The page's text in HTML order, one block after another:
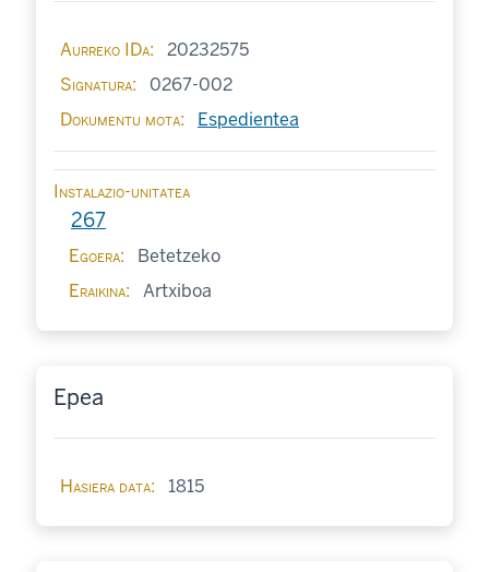
Aurreko IDa
20232575
Signatura
0267-002
Dokumentu mota
Espedientea
Instalazio-unitatea
267
Egoera
Betetzeko
Eraikina
Artxiboa
Epea
Hasiera data 1815